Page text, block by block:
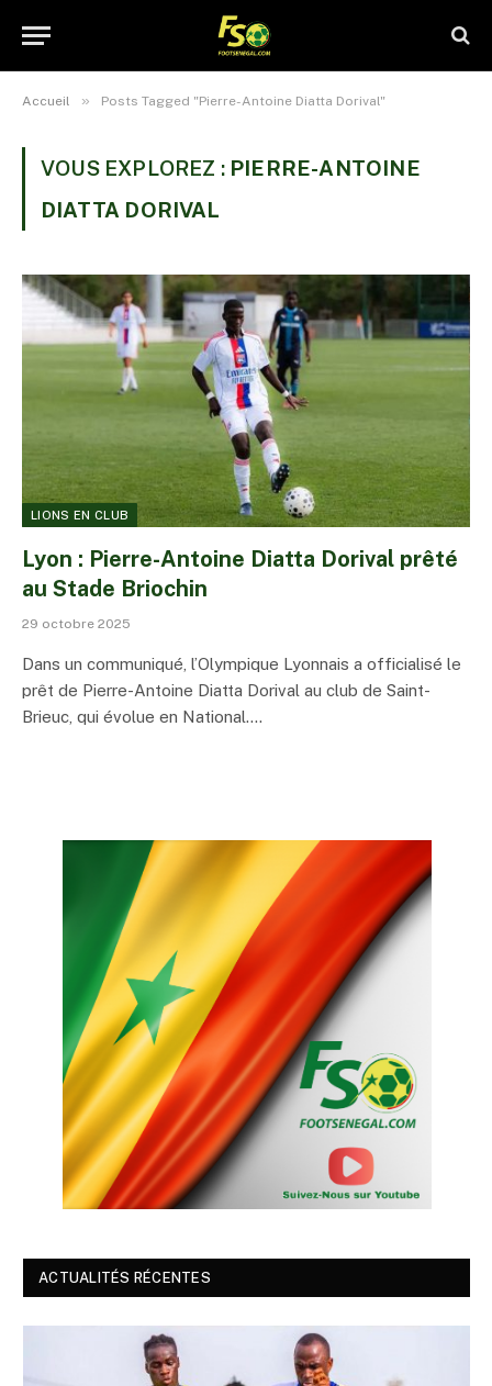
Accueil » Posts Tagged "Pierre-Antoine Diatta Dorival"
VOUS EXPLOREZ : PIERRE-ANTOINE
DIATTA DORIVAL
LIONS EN CLUB
Lyon : Pierre-Antoine Diatta Dorival prêté
au Stade Briochin
29 octobre 2025
Dans un communiqué, l’Olympique Lyonnais a officialisé le
prêt de Pierre-Antoine Diatta Dorival au club de Saint-
Brieuc, qui évolue en National.…
ACTUALITÉS RÉCENTES